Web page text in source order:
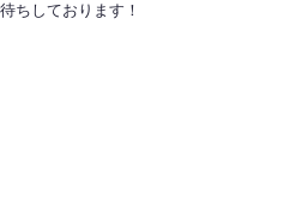
ちしております！